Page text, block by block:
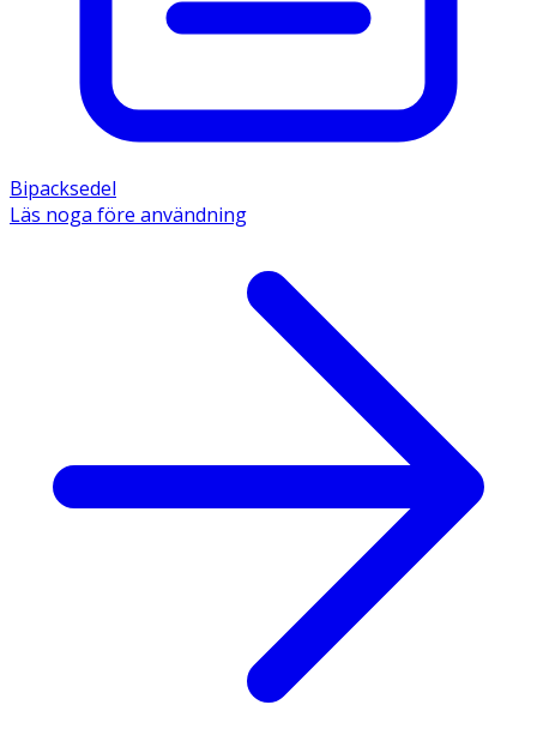
Bipacksedel
Läs noga före användning